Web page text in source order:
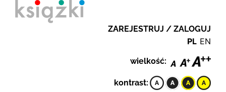
ZAREJESTRUJ / ZALOGUJ
PL EN
wielkość:
kontrast: